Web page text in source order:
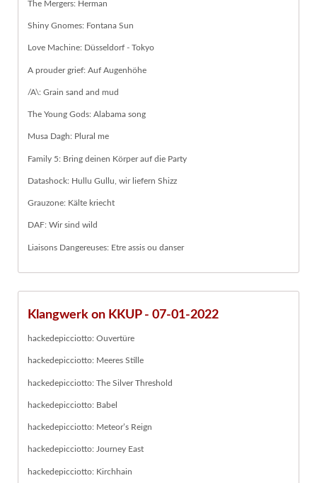
The Mergers: Herman
Shiny Gnomes: Fontana Sun
Love Machine: Düsseldorf - Tokyo
A prouder grief: Auf Augenhöhe
/A\: Grain sand and mud
The Young Gods: Alabama song
Musa Dagh: Plural me
Family 5: Bring deinen Körper auf die Party
Datashock: Hullu Gullu, wir liefern Shizz
Grauzone: Kälte kriecht
DAF: Wir sind wild
Liaisons Dangereuses: Etre assis ou danser
Klangwerk on KKUP - 07-01-2022
hackedepicciotto: Ouvertüre
hackedepicciotto: Meeres Stille
hackedepicciotto: The Silver Threshold
hackedepicciotto: Babel
hackedepicciotto: Meteor’s Reign
hackedepicciotto: Journey East
hackedepicciotto: Kirchhain